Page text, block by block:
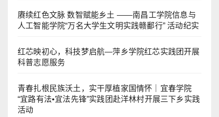
赓续红色文脉 数智赋能乡土 ——南昌工学院信息与
人工智能学院“万名大学生文明实践赣鄱行” 活动纪实
红芯映初心，科技梦启航—萍乡学院红芯实践团开展
科普志愿服务
青春扎根民族沃土，实干厚植家国情怀｜宜春学院
“宜路有法•宜法先锋”实践团赴洋林村开展三下乡实践
活动